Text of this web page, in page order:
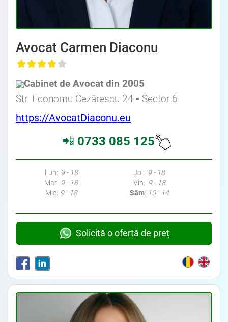
Avocat Carmen Diaconu
Cabinet de Avocat din 2005
Str. Economu Cezărescu 24 ▪ Sector 6
https://AvocatDiaconu.eu
📲 0733 085 125
Lun: 9 - 18
Mar: 9 - 18
Mie: 9 - 18
Joi: 9 - 18
Vin: 9 - 18
Sâm: 10 - 14
Solicită o ofertă de preț